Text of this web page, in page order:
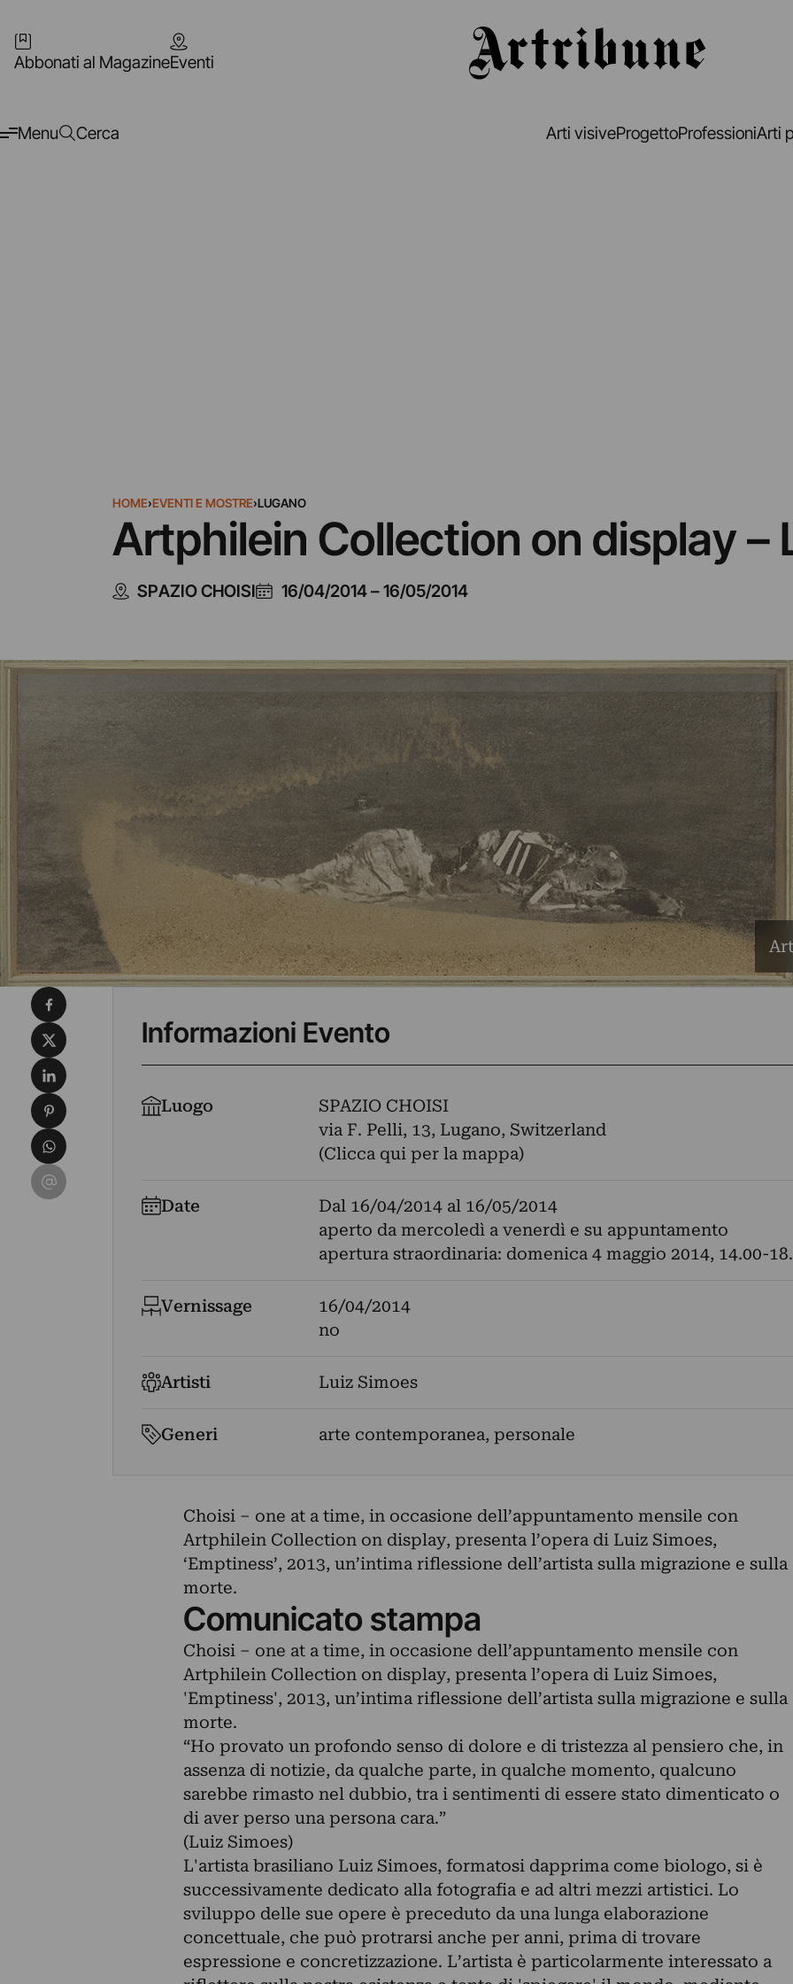
Abbonati al MagazineEventi
Menu Cerca Arti visiveProgettoProfessioniArti
HOME›EVENTI E MOSTRE›LUGANO
Artphilein Collection on display –
SPAZIO CHOISI 16/04/2014–16/05/2014
Informazioni Evento
Luogo
SPAZIO CHOISI
via F. Pelli, 13, Lugano, Switzerland
(Clicca qui per la mappa)
Date Dal 16/04/2014al 16/05/2014
aperto da mercoledì a venerdì e su appuntamento
apertura straordinaria: domenica 4 maggio 2014, 14.00-
Vernissage
16/04/2014
no
Artisti Luiz Simoes
Generi arte contemporanea, personale
Choisi – one at a time, in occasione dell’appuntamento mensile con
Artphilein Collection on display, presenta l’opera di Luiz Simoes,
‘Emptiness’, 2013, un’intima riflessione dell’artista sulla migrazione e sulla
morte.
Comunicato stampa
Choisi – one at a time, in occasione dell’appuntamento mensile con
Artphilein Collection on display, presenta l’opera di Luiz Simoes,
'Emptiness', 2013, un’intima riflessione dell’artista sulla migrazione e sulla
morte.
“Ho provato un profondo senso di dolore e di tristezza al pensiero che, in
assenza di notizie, da qualche parte, in qualche momento, qualcuno
sarebbe rimasto nel dubbio, tra i sentimenti di essere stato dimenticato o
di aver perso una persona cara.”
(Luiz Simoes)
L'artista brasiliano Luiz Simoes, formatosi dapprima come biologo, si è
successivamente dedicato alla fotografia e ad altri mezzi artistici. Lo
sviluppo delle sue opere è preceduto da una lunga elaborazione
concettuale, che può protrarsi anche per anni, prima di trovare
espressione e concretizzazione. L’artista è particolarmente interessato a
Condividi su Facebook
Condividi su X
Condividi su LinkedIn
Condividi su Pinterest
Condividi su WhatsApp
Condividi su Email